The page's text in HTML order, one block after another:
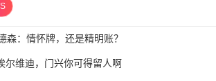
森：情怀牌，还是精明账？
尔维迪，门兴你可得留人啊